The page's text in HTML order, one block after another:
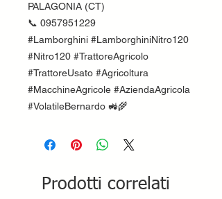
PALAGONIA (CT)
📞 0957951229
#Lamborghini #LamborghiniNitro120
#Nitro120 #TrattoreAgricolo
#TrattoreUsato #Agricoltura
#MacchineAgricole #AziendaAgricola
#VolatileBernardo 🚜🌾
Prodotti correlati